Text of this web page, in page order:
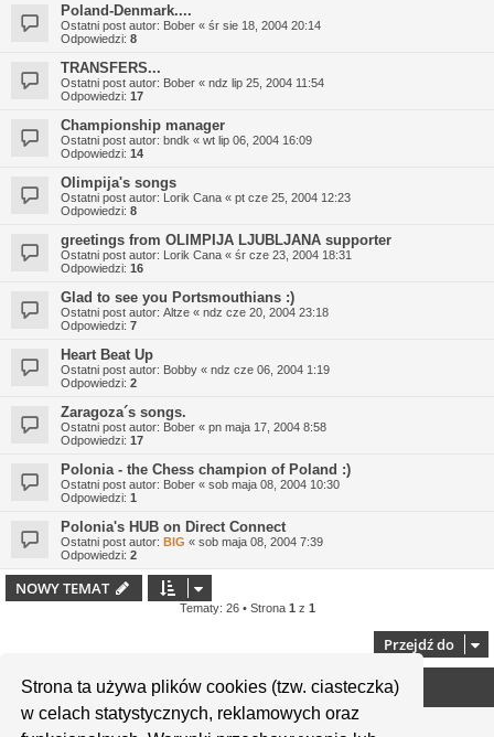
Strona ta używa plików cookies (tzw. ciasteczka)
w celach statystycznych, reklamowych oraz
Poland-Denmark....
Ostatni post autor: Bober « śr sie 18, 2004 20:14
Odpowiedzi: 8
TRANSFERS...
Ostatni post autor: Bober « ndz lip 25, 2004 11:54
Odpowiedzi: 17
Championship manager
Ostatni post autor: bndk « wt lip 06, 2004 16:09
Odpowiedzi: 14
Olimpija's songs
Ostatni post autor: Lorik Cana « pt cze 25, 2004 12:23
Odpowiedzi: 8
greetings from OLIMPIJA LJUBLJANA supporter
Ostatni post autor: Lorik Cana « śr cze 23, 2004 18:31
Odpowiedzi: 16
Glad to see you Portsmouthians :)
Ostatni post autor: Altze « ndz cze 20, 2004 23:18
Odpowiedzi: 7
Heart Beat Up
Ostatni post autor: Bobby « ndz cze 06, 2004 1:19
Odpowiedzi: 2
Zaragoza´s songs.
Ostatni post autor: Bober « pn maja 17, 2004 8:58
Odpowiedzi: 17
Polonia - the Chess champion of Poland :)
Ostatni post autor: Bober « sob maja 08, 2004 10:30
Odpowiedzi: 1
Polonia's HUB on Direct Connect
Ostatni post autor: BIG « sob maja 08, 2004 7:39
Odpowiedzi: 2
NOWY TEMAT
Tematy: 26 • Strona 1 z 1
Przejdź do
Twoje uprawnienia na tym forum
tworzyć nowych tematów